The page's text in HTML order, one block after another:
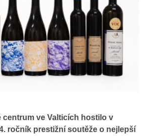
centrum ve Valticích hostilo v
ročník prestižní soutěže o nejlepší